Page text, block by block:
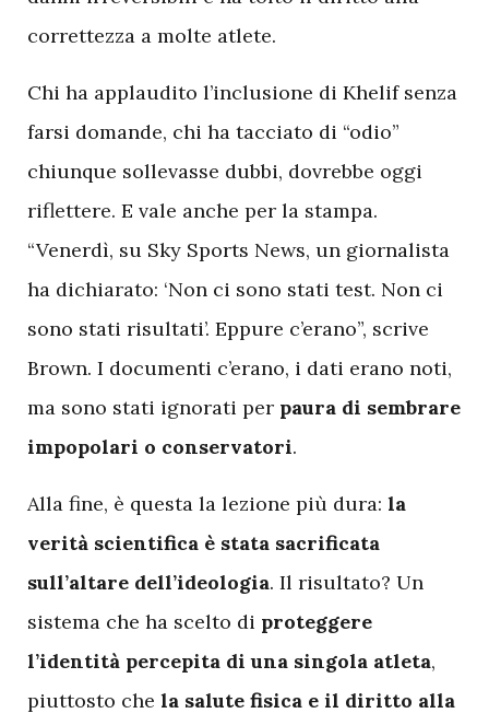
correttezza a molte atlete.
Chi ha applaudito l’inclusione di Khelif senza
farsi domande, chi ha tacciato di “odio”
chiunque sollevasse dubbi, dovrebbe oggi
riflettere. E vale anche per la stampa.
“Venerdì, su Sky Sports News, un giornalista
ha dichiarato: ‘Non ci sono stati test. Non ci
sono stati risultati’. Eppure c’erano”, scrive
Brown. I documenti c’erano, i dati erano noti,
ma sono stati ignorati per paura di sembrare
impopolari o conservatori.
Alla fine, è questa la lezione più dura: la
verità scientifica è stata sacrificata
sull’altare dell’ideologia. Il risultato? Un
sistema che ha scelto di proteggere
l’identità percepita di una singola atleta,
piuttosto che la salute fisica e il diritto alla